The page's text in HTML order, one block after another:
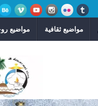
مواضيع ثقافية مواضيع